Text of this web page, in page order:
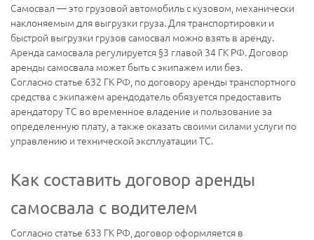
Самосвал — это грузовой автомобиль с кузовом, механически
наклоняемым для выгрузки груза. Для транспортировки и
быстрой выгрузки грузов самосвал можно взять в аренду.
Аренда самосвала регулируется §3 главой 34 ГК РФ. Договор
аренды самосвала может быть с экипажем или без.
Согласно статье 632 ГК РФ, по договору аренды транспортного
средства с экипажем арендодатель обязуется предоставить
арендатору ТС во временное владение и пользование за
определенную плату, а также оказать своими силами услуги по
управлению и технической эксплуатации ТС.
Как составить договор аренды
самосвала с водителем
Согласно статье 633 ГК РФ, договор оформляется в